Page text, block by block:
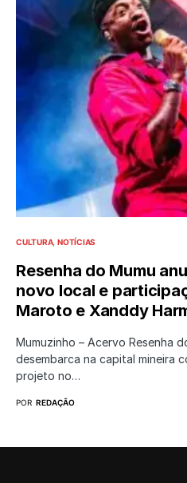
CULTURA NOTÍCIAS
Resenha do Mumu
novo local e
Maroto e Xanddy
Mumuzinho – Acervo Resenha
desembarca na capital mineira
projeto no…
POR REDAÇÃO